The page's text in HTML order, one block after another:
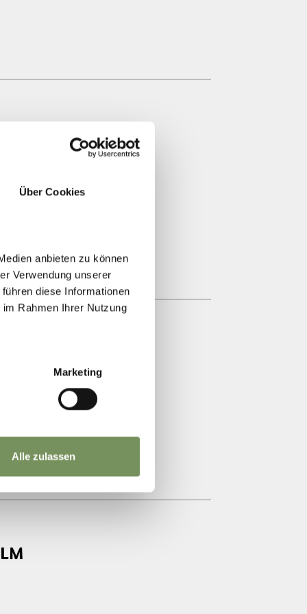
Über Cookies
anbieten zu können
Verwendung unserer
diese Informationen
Rahmen Ihrer Nutzung
Marketing
Alle zulassen
WEZL